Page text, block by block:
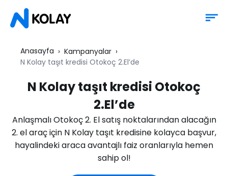
Anasayfa
Kampanyalar
N Kolay taşıt kredisi Otokoç 2.El’de
N Kolay taşıt kredisi Otokoç
2.El’de
Anlaşmalı Otokoç 2. El satış noktalarından alacağın
2. el araç için N Kolay taşıt kredisine kolayca başvur,
hayalindeki araca avantajlı faiz oranlarıyla hemen
sahip ol!